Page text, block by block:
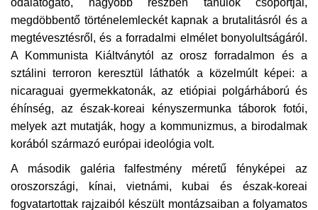
odalátogató, nagyobb részben tanulók csoportjai,
megdöbbentő történelemleckét kapnak a brutalitásról és a
megtévesztésről, és a forradalmi elmélet bonyolultságáról.
A Kommunista Kiáltványtól az orosz forradalmon és a
sztálini terroron keresztül láthatók a közelmúlt képei: a
nicaraguai gyermekkatonák, az etiópiai polgárháború és
éhínség, az észak-koreai kényszermunka táborok fotói,
melyek azt mutatják, hogy a kommunizmus, a birodalmak
korából származó európai ideológia volt.
A második galéria falfestmény méretű fényképei az
oroszországi, kínai, vietnámi, kubai és észak-koreai
fogvatartottak rajzaiból készült montázsaiban a folyamatos